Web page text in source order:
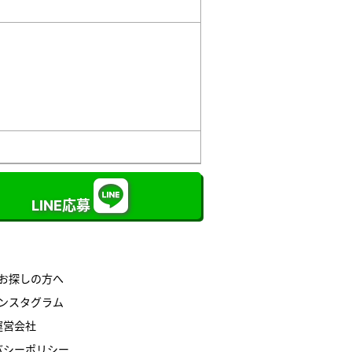
LINE応募
探しの方へ
スタグラム
営会社
ーポリシー